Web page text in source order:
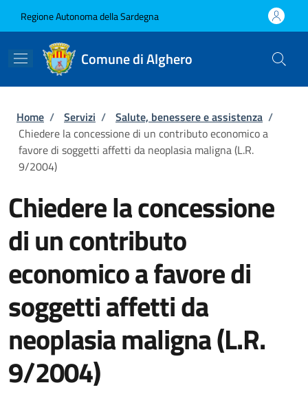
Regione Autonoma della Sardegna
Comune di Alghero
Briciole di pane
Home / Servizi / Salute, benessere e assistenza /
Chiedere la concessione di un contributo economico a
favore di soggetti affetti da neoplasia maligna (L.R.
9/2004)
Chiedere la concessione
di un contributo
economico a favore di
soggetti affetti da
neoplasia maligna (L.R.
9/2004)